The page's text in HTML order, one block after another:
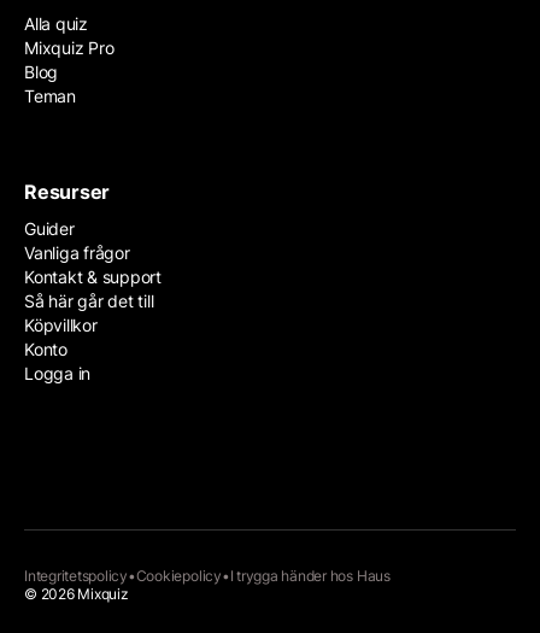
Alla quiz
Mixquiz Pro
Blog
Teman
Resurser
Guider
Vanliga frågor
Kontakt & support
Så här går det till
Köpvillkor
Konto
Logga in
© 2026 Mixquiz
Integritetspolicy•Cookiepolicy•I trygga händer hos Haus